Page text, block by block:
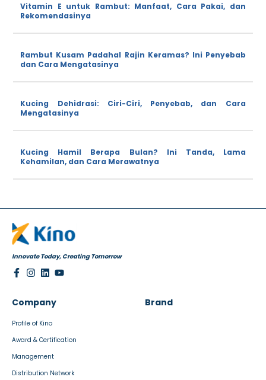
Vitamin E untuk Rambut: Manfaat, Cara Pakai, dan
Rekomendasinya
Rambut Kusam Padahal Rajin Keramas? Ini Penyebab
dan Cara Mengatasinya
Kucing Dehidrasi: Ciri-Ciri, Penyebab, dan Cara
Mengatasinya
Kucing Hamil Berapa Bulan? Ini Tanda, Lama
Kehamilan, dan Cara Merawatnya
Innovate Today, Creating Tomorrow
Company
Profile of Kino
Award & Certification
Management
Distribution Network
Brand